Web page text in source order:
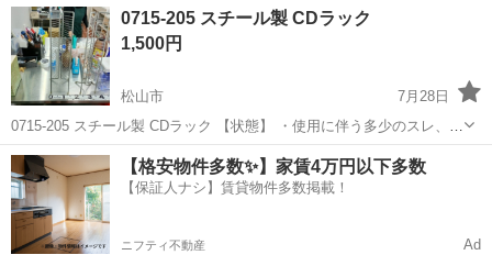
値引きは出来かねますのでご了承願います ※中古品のため、状態につ
い...
愛媛 松山市
0715-205 スチール製 CDラック
1,500円
松山市
7月28日
0715-205 スチール製 CDラック 【状態】 ・使用に伴う多少のスレ、キ
ズ、落としきれない汚れなどございます ・詳細は現地でご確認くださ
い ・お値引きは出来かねますのでご了承願います ※中古品のため、...
愛媛 松山市 収納家具 現地
【格安物件多数✨】家賃4万円以下多数
【保証人ナシ】賃貸物件多数掲載！
ニフティ不動産 Ad